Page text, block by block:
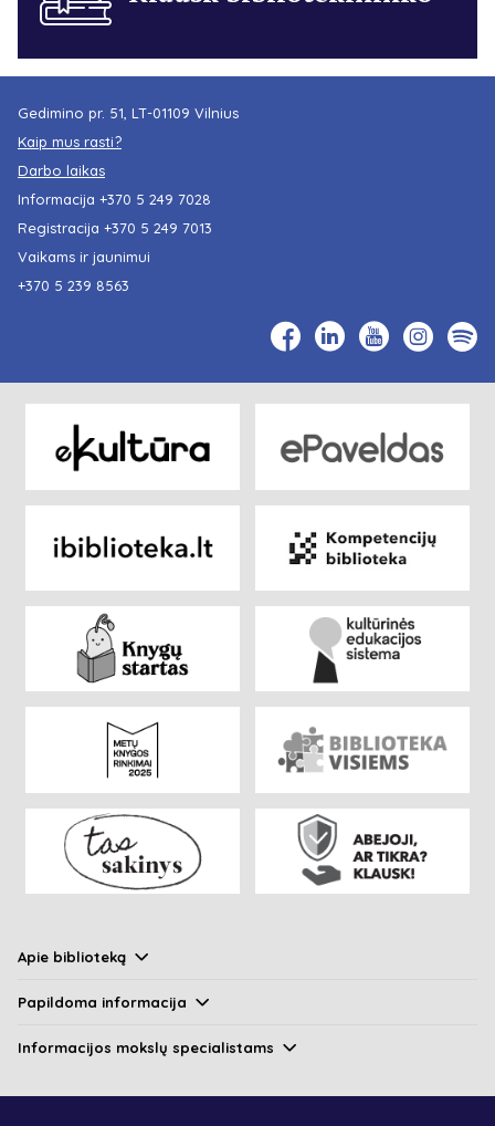
Gedimino pr. 51, LT-01109 Vilnius
Kaip mus rasti?
Darbo laikas
Informacija +370 5 249 7028
Registracija +370 5 249 7013
Vaikams ir jaunimui
+370 5 239 8563
Apie biblioteką
Papildoma informacija
Informacijos mokslų specialistams